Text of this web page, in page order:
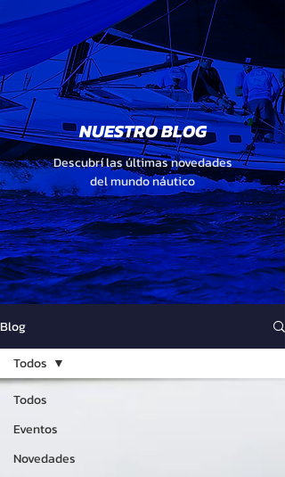
NUESTRO BLOG
Descubrí las últimas novedades
del mundo náutico
Blog
Todos
Eventos
Novedades
Todos